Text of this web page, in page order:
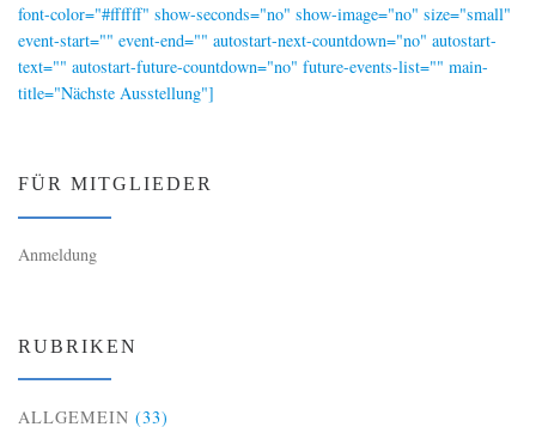
font-color="#ffffff" show-seconds="no" show-image="no" size="small"
event-start="" event-end="" autostart-next-countdown="no" autostart-
text="" autostart-future-countdown="no" future-events-list="" main-
title="Nächste Ausstellung"]
FÜR MITGLIEDER
Anmeldung
RUBRIKEN
ALLGEMEIN (33)